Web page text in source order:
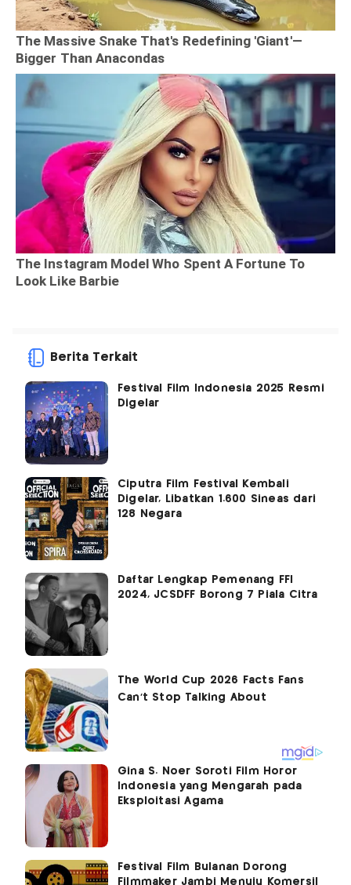
Berita Terkait
Festival Film Indonesia 2025 Resmi
Digelar
Ciputra Film Festival Kembali
Digelar, Libatkan 1.600 Sineas dari
128 Negara
Daftar Lengkap Pemenang FFI
2024, JCSDFF Borong 7 Piala Citra
Gina S. Noer Soroti Film Horor
Indonesia yang Mengarah pada
Eksploitasi Agama
Festival Film Bulanan Dorong
Filmmaker Jambi Menuju Komersil